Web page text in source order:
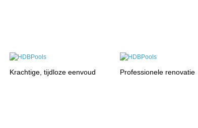
Krachtige, tijdloze eenvoud Professionele renovatie